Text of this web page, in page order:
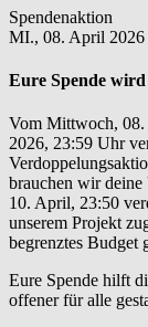
Spendenaktion
MI., 08. April
Eure Spende
Vom Mittwoch,
2026, 23:59 Uhr
brauchen wir
10. April, 23:50
unserem Projekt
begrenztes Budget
Eure Spende hilft
offener für alle